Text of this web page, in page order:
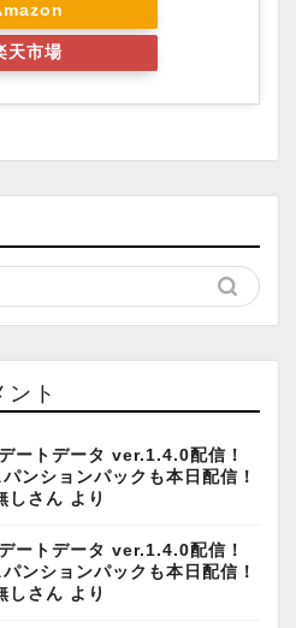
天市場
ント
ートデータ ver.1.4.0配信！
ンションパックも本日配信！
しさん より
ートデータ ver.1.4.0配信！
ンションパックも本日配信！
しさん より